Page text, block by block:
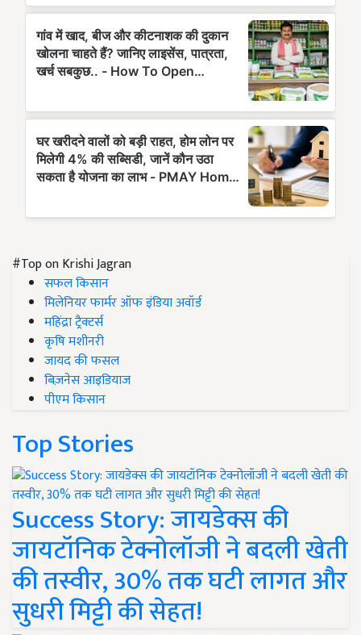
#Top on Krishi Jagran
सफल किसान
मिलेनियर फार्मर ऑफ इंडिया अवॉर्ड
महिंद्रा ट्रैक्टर्स
कृषि मशीनरी
जायद की फसल
बिज़नेस आइडियाज
पीएम किसान
Top Stories
Success Story: जायडेक्स की
जायटॉनिक टेक्नोलॉजी ने बदली खेती
की तस्वीर, 30% तक घटी लागत और
सुधरी मिट्टी की सेहत!